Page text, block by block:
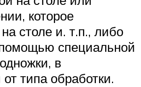
которое
столе и. т.п., либо
специальной
в
типа обработки.